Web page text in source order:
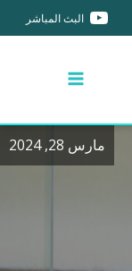
البث المباشر
مارس 28, 2024